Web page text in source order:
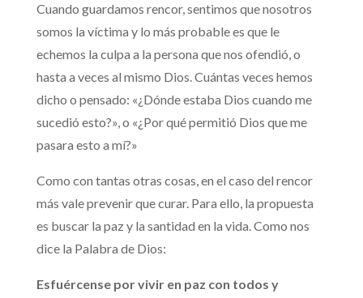
Cuando guardamos rencor, sentimos que nosotros
somos la víctima y lo más probable es que le
echemos la culpa a la persona que nos ofendió, o
hasta a veces al mismo Dios. Cuántas veces hemos
dicho o pensado: «¿Dónde estaba Dios cuando me
sucedió esto?», o «¿Por qué permitió Dios que me
pasara esto a mí?»
Como con tantas otras cosas, en el caso del rencor
más vale prevenir que curar. Para ello, la propuesta
es buscar la paz y la santidad en la vida. Como nos
dice la Palabra de Dios:
Esfuércense por vivir en paz con todos y